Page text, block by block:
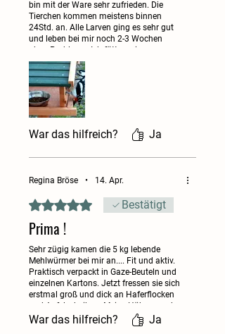
(unter 0 °C) Wetterphasen
vorübergehend auszusetzen, um die
Tiere nicht durch den Transport zu
gefährden. In solchen Fällen kann
sich die Lieferzeit entsprechend
verlängern.
Hochwertige Proteinquelle
gesunde Fette – wichtig für
Muskelaufbau, Energieversorgung
und Vitalität.
Typische Nährwerte (Frischgewicht,
abhängig von Fütterung & Aufzucht):
Eiweiß:ca. 15–20 %
Fett:ca. 10–15 %
Natürlich & nachhaltig
Futter, Wasser und Energie als
bin mit der Ware sehr zufrieden. Die
Tierchen kommen meistens binnen
24Std. an. Alle Larven ging es sehr gut
und leben bei mir noch 2-3 Wochen
ohne Probleme. Ich füttere sie
Regelmäßig mit Weizenkleie und
Haferflocken zur Feuchte gebe ich max.
2x die Woche Gurken Karotten jäh
nachdem und zusätzlich reinige ich die
Behälter 2x wöchentlich. Auch wenn mal
der ein oder andere Käfer zum
Vorschein kommt die Vögel mögen sie.
Jetzt zur Eibildung sind Mehlw. Perfekt
War das hilfreich? Ja
Regina Bröse • 14. Apr.
Mit 5 von 5 Sternen bewertet.
Bestätigt
Prima !
Sehr zügig kamen die 5 kg lebende
Mehlwürmer bei mir an.... Fit und aktiv.
Praktisch verpackt in Gaze-Beuteln und
einzelnen Kartons. Jetzt fressen sie sich
erstmal groß und dick an Haferflocken
und Apfelscheiben. Meine Hühner und
Pfauen sind begeistert über diesen
wunderbaren Snack, der zudem so
War das hilfreich? Ja